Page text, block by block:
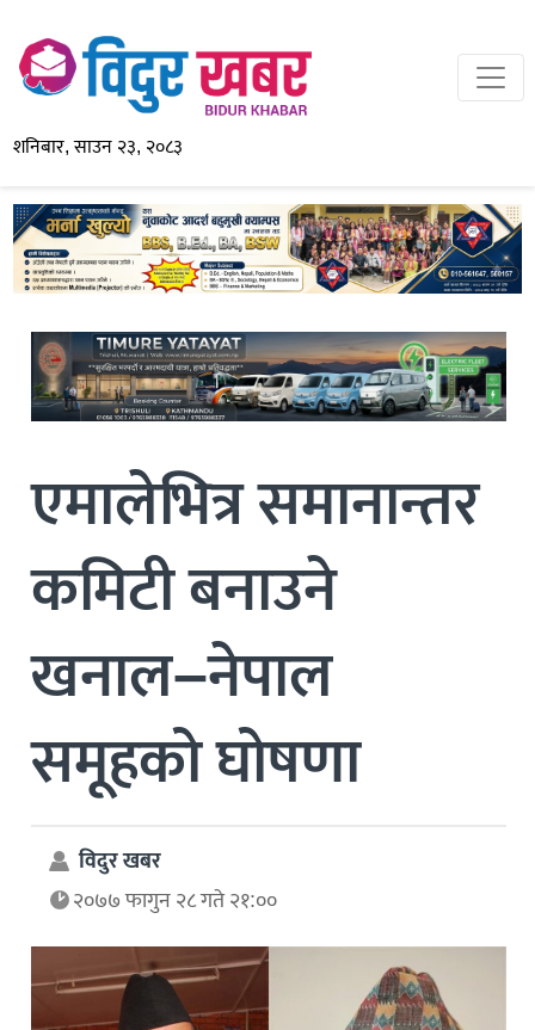
शनिबार, साउन २३, २०८३
एमालेभित्र समानान्तर
कमिटी बनाउने
खनाल–नेपाल
समूहको घोषणा
विदुर खबर
२०७७ फागुन २८ गते २१:००